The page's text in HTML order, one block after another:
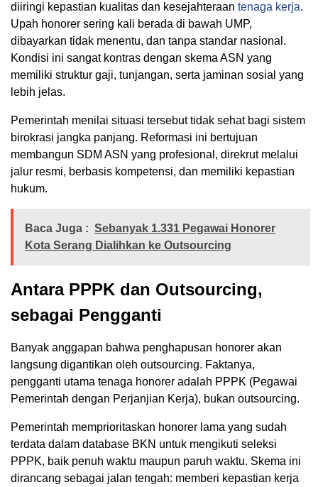
diiringi kepastian kualitas dan kesejahteraan tenaga kerja.
Upah honorer sering kali berada di bawah UMP,
dibayarkan tidak menentu, dan tanpa standar nasional.
Kondisi ini sangat kontras dengan skema ASN yang
memiliki struktur gaji, tunjangan, serta jaminan sosial yang
lebih jelas.
Pemerintah menilai situasi tersebut tidak sehat bagi sistem
birokrasi jangka panjang. Reformasi ini bertujuan
membangun SDM ASN yang profesional, direkrut melalui
jalur resmi, berbasis kompetensi, dan memiliki kepastian
hukum.
Baca Juga : Sebanyak 1.331 Pegawai Honorer
Kota Serang Dialihkan ke Outsourcing
Antara PPPK dan Outsourcing,
sebagai Pengganti
Banyak anggapan bahwa penghapusan honorer akan
langsung digantikan oleh outsourcing. Faktanya,
pengganti utama tenaga honorer adalah PPPK (Pegawai
Pemerintah dengan Perjanjian Kerja), bukan outsourcing.
Pemerintah memprioritaskan honorer lama yang sudah
terdata dalam database BKN untuk mengikuti seleksi
PPPK, baik penuh waktu maupun paruh waktu. Skema ini
dirancang sebagai jalan tengah: memberi kepastian kerja